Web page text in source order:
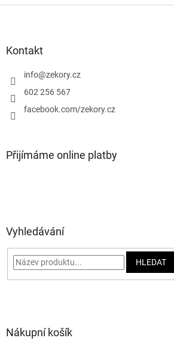
Kontakt
info@zekory.cz
602 256 567
facebook.com/zekory.cz
Přijímáme online platby
Vyhledávání
HLEDAT
Nákupní košík